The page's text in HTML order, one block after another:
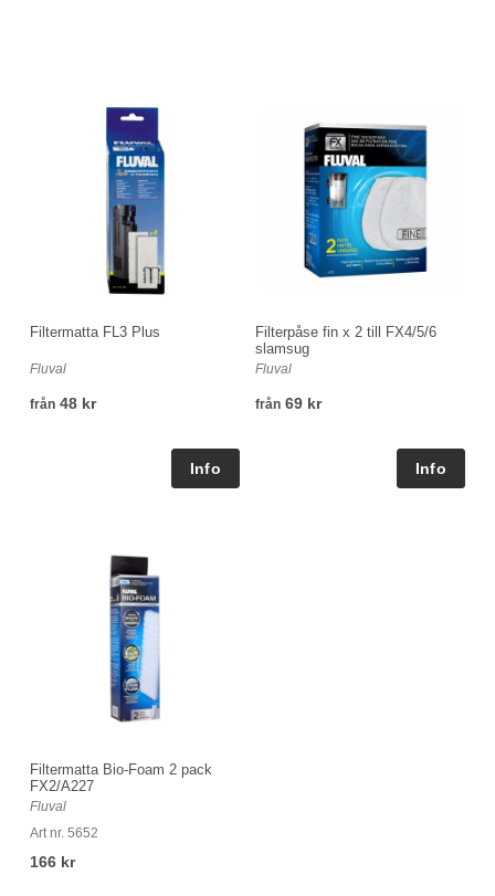
Filtermatta FL3 Plus
Fluval
från 48 kr
Filterpåse fin x 2 till FX4/5/6
slamsug
Fluval
från 69 kr
Filtermatta Bio-Foam 2 pack
FX2/A227
Fluval
Art nr. 5652
166 kr